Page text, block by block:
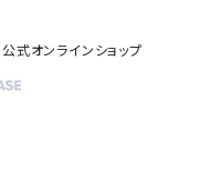
オンラインショップ